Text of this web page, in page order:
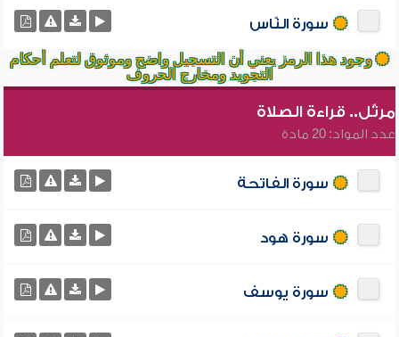
سورة النّاس
وجود هذا الرمز يعني أن التسجيل واضح وموثوق لتعلم أحكام
التجويد ومخارج الحروف
مرتّل.. قراءة الصلاة
عدد المواد: 20 مادة
سورة الفاتحة
سورة هود
سورة يوسف